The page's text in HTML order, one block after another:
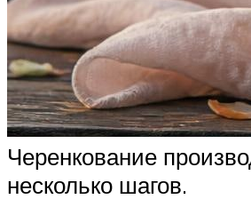
Черенкование
несколько шагов.